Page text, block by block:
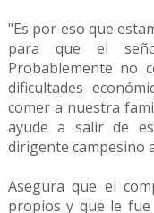
"Es por eso que
para que el
Probablemente no
dificultades
comer a nuestra
ayude a salir de
dirigente campesino
Asegura que el
propios y que le